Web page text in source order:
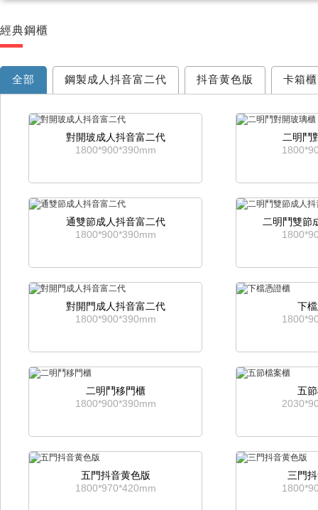
經典鋼櫃
全部 鋼製成人抖音富二代 抖音黄色版 卡箱櫃
對開玻成人抖音富二代
1800*900*390mm
二明鬥
通雙節成人抖音富二代
1800*900*390mm
二明鬥雙節
對開門成人抖音富二代
1800*900*390mm
下
二明鬥移門櫃
1800*900*390mm
五
五門抖音黄色版
1800*970*420mm
三門